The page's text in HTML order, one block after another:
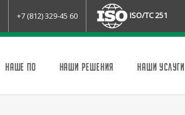
+7 (812) 329-45 60 ISO/TC 251
НАШЕ ПО НАШИ РЕШЕНИЯ НАШИ УСЛУГИ